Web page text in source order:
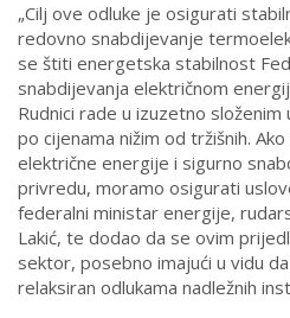
„Cilj ove odluke je osigurati
redovno snabdijevanje
se štiti energetska stabilnost
snabdijevanja električnom
Rudnici rade u izuzetno
po cijenama nižim od tržišnih.
električne energije i sigurno
privredu, moramo osigurati
federalni ministar energije,
Lakić, te dodao da se ovim
sektor, posebno imajući u vidu
relaksiran odlukama nadležnih